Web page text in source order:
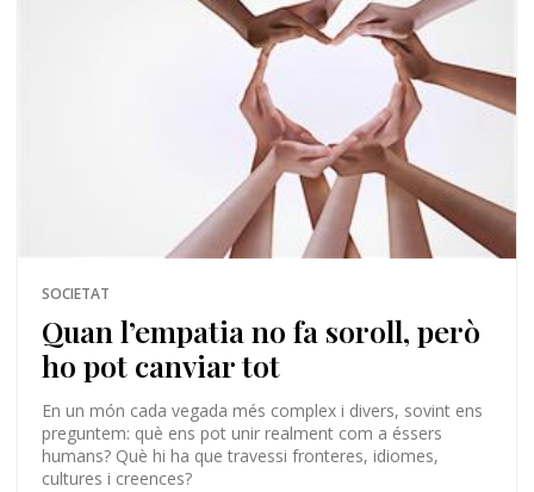
SOCIETAT
Quan l’empatia no fa soroll, però
ho pot canviar tot
En un món cada vegada més complex i divers, sovint ens
preguntem: què ens pot unir realment com a éssers
humans? Què hi ha que travessi fronteres, idiomes,
cultures i creences?